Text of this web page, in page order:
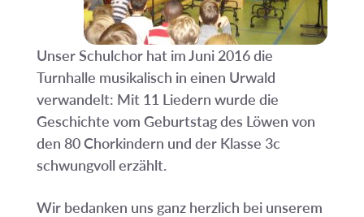
Unser Schulchor hat im Juni 2016 die
Turnhalle musikalisch in einen Urwald
verwandelt: Mit 11 Liedern wurde die
Geschichte vom Geburtstag des Löwen von
den 80 Chorkindern und der Klasse 3c
schwungvoll erzählt.
Wir bedanken uns ganz herzlich bei unserem